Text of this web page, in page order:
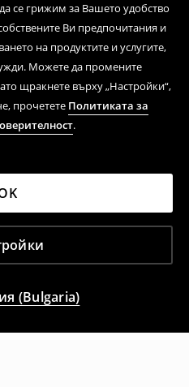
се грижим за Вашето удобство
Ви предпочитания и
на продуктите и услугите,
Можете да промените
щракнете върху „Настройки“,
прочетете Политиката за
.
(Bulgaria)